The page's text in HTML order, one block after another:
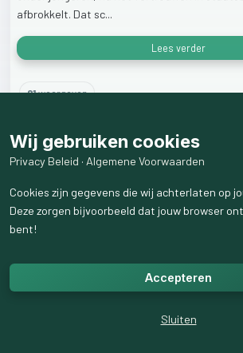
afbrokkelt. Dat sc...
Lees verder
21weergaven
Wij gebruiken cookies
Privacy Beleid · Algemene Voorwaarden
Cookies zijn gegevens die wij achterlaten op
Deze zorgen bijvoorbeeld dat jouw browser
bent!
Accepteren
Sluiten